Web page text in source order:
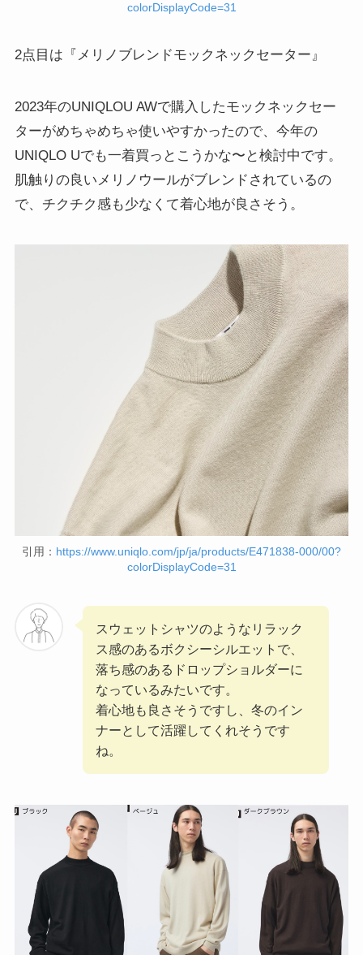
colorDisplayCode=31
2点目は『メリノブレンドモックネックセーター』
2023年のUNIQLOU AWで購入したモックネックセー
ターがめちゃめちゃ使いやすかったので、今年の
UNIQLO Uでも一着買っとこうかな〜と検討中です。
肌触りの良いメリノウールがブレンドされているの
で、チクチク感も少なくて着心地が良さそう。
引用： https://www.uniqlo.com/jp/ja/products/E471838-000/00?
colorDisplayCode=31
スウェットシャツのようなリラック
ス感のあるボクシーシルエットで、
落ち感のあるドロップショルダーに
なっているみたいです。
着心地も良さそうですし、冬のイン
ナーとして活躍してくれそうです
ね。